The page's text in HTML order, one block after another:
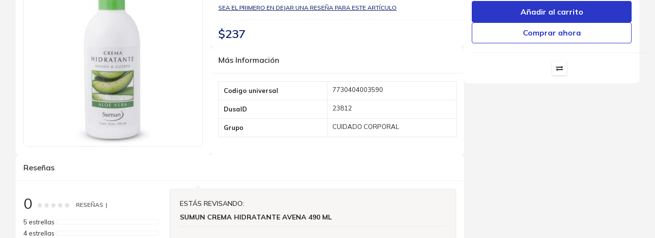
comienzo
de
imágenes
SEA EL PRIMERO EN DEJAR UNA RESEÑA PARA ESTE ARTÍCULO
$237
Más Información
Información
Codigo universal 7730404003590
DusaID 23812
Grupo CUIDADO CORPORAL
Reseñas
0 Rating: % of100
RESEÑAS
5 estrellas
4 estrellas
ESTÁS REVISANDO:
SUMUN CREMA HIDRATANTE AVENA 490 ML
Añadir al carrito
Comprar ahora